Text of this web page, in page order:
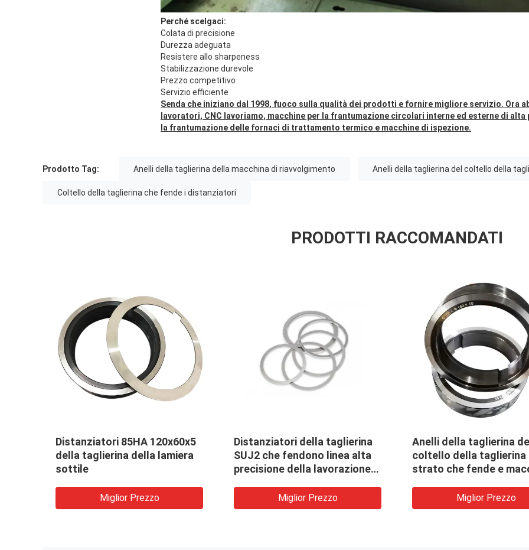
Perché scelgaci:
Colata di precisione
Durezza adeguata
Resistere allo sharpeness
Stabilizzazione durevole
Prezzo competitivo
Servizio efficiente
Senda che iniziano dal 1998, fuoco sulla qualità dei prodotti e fornire migliore servizio. Ora
lavoratori, CNC lavoriamo, macchine per la frantumazione circolari interne ed esterne di alta
la frantumazione delle fornaci di trattamento termico e macchine di ispezione.
Prodotto Tag: Anelli della taglierina della macchina di riavvolgimento Anelli della taglierina del coltello della
Coltello della taglierina che fende i distanziatori
PRODOTTI RACCOMANDATI
Bobina che fende i
distanziatori leggeri GCr15
della taglierina
Miglior Prezzo
Lavorazione con utensili
Overarm della taglierina dei
distanziatori della macchina
Miglior Prezzo
Anello circolare S45C
macchina di taglio
Miglior Prezzo